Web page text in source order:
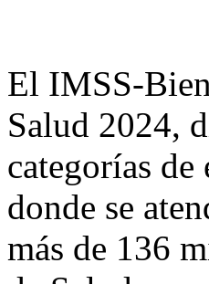
El IMSS-
Salud 2024,
categorías
donde se
más de 136